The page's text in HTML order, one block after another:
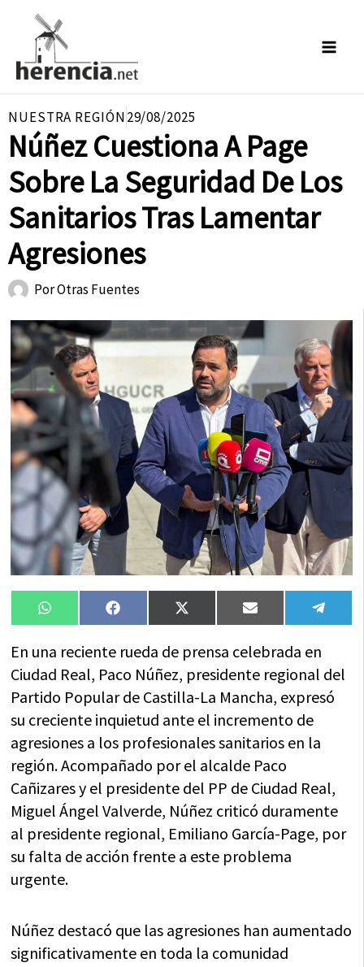
contenido
NUESTRA REGIÓN29/08/2025
Núñez Cuestiona A Page
Sobre La Seguridad De Los
Sanitarios Tras Lamentar
Agresiones
PorOtras Fuentes
Compartir
en
WhatsAppCompartir
en
FacebookCompartir
en
X
(Twitter)
Compartir
en
Email
en
En una reciente rueda de prensa celebrada en
Ciudad Real, Paco Núñez, presidente regional del
Partido Popular de Castilla-La Mancha, expresó
su creciente inquietud ante el incremento de
agresiones a los profesionales sanitarios en la
región. Acompañado por el alcalde Paco
Cañizares y el presidente del PP de Ciudad Real,
Miguel Ángel Valverde, Núñez criticó duramente
al presidente regional, Emiliano García-Page, por
su falta de acción frente a este problema
urgente.
Núñez destacó que las agresiones han aumentado
significativamente en toda la comunidad